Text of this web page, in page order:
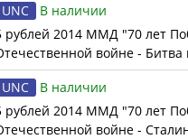
UNC
В наличии
рублей 2014 ММД "70 лет
войне -
UNC
В наличии
рублей 2014 ММД "70 лет
войне -